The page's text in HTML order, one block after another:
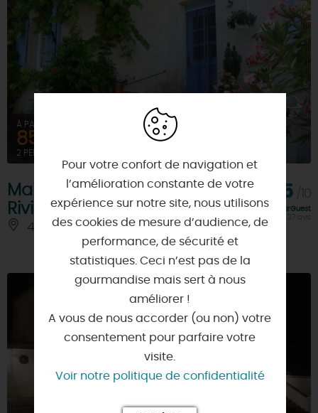
À PARTIR DE
85€
2 PERSONNES
Maison d'Hôtes de La
Rivière
45490 - SCEAUX-DU-GÂTINAIS
9,5
Note FairGuest
calculée sur 37 avis
Pour votre confort de navigation et
l’amélioration constante de votre
expérience sur notre site, nous utilisons
des cookies de mesure d’audience, de
performance, de sécurité et
statistiques. Ceci n’est pas de la
gourmandise mais sert à nous
améliorer !
A vous de nous accorder (ou non) votre
consentement pour parfaire votre
visite.
Voir notre politique de confidentialité